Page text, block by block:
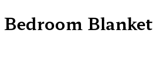
Bedroom Blanket